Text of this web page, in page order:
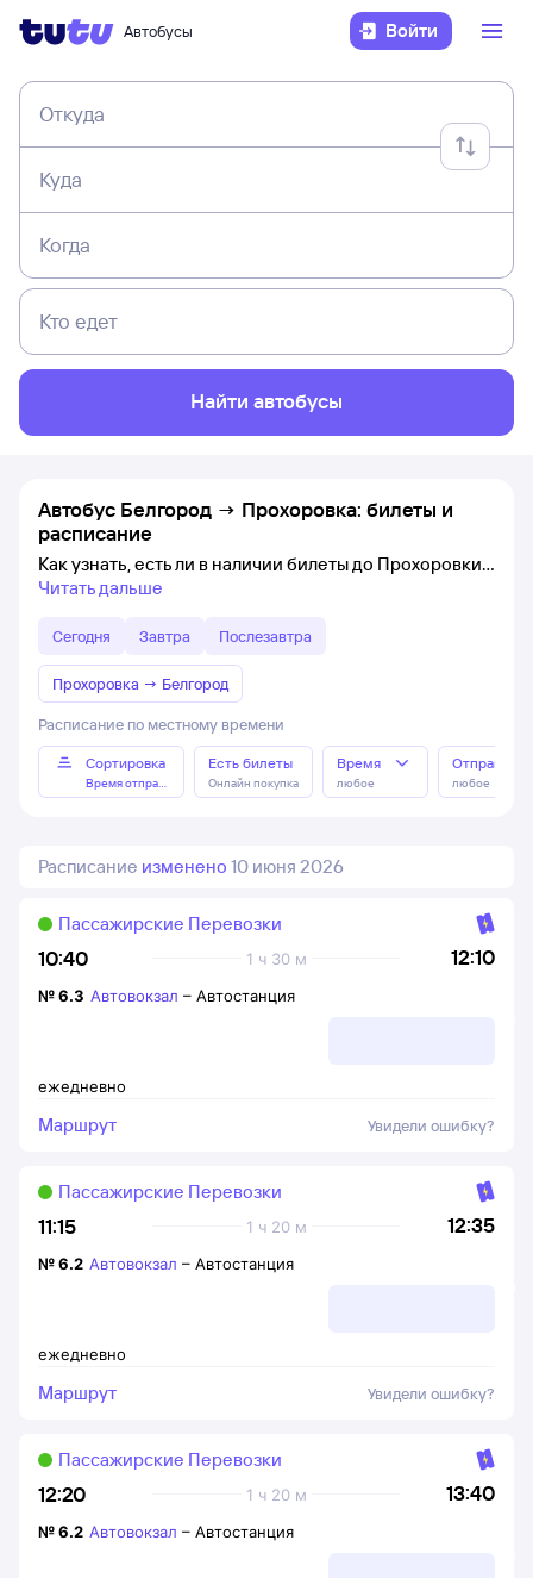
Автобусы Войти
Откуда
Куда
Когда
Кто едет
Найти автобусы
Автобус Белгород → Прохоровка: билеты и
расписание
Как узнать, есть ли в наличии билеты до Прохоровки
Читать дальше
Сегодня Завтра Послезавтра
Прохоровка → Белгород
Расписание по местному времени
Сортировка
Время отправления
Есть билеты
Онлайн покупка
Время
любое любое
Расписание изменено 10 июня 2026
10:40 12:10
1 ч 30 м
Пассажирские Перевозки
ежедневно
№6.3 Автовокзал – Автостанция
Маршрут Увидели ошибку?
11:15 12:35
1 ч 20 м
Пассажирские Перевозки
ежедневно
№6.2 Автовокзал – Автостанция
Маршрут Увидели ошибку?
12:20 13:40
1 ч 20 м
Пассажирские Перевозки
№6.2 Автовокзал – Автостанция